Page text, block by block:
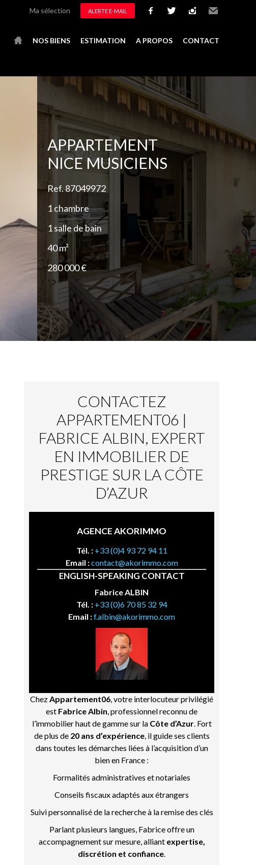
Ma sélection ALERTE E-MAIL
NOS BIENS ESTIMATION A PROPOS CONTACT
Ajouter à la sélection
APPARTEMENT
NICE MUSICIENS
Ref. 87049972
1 chambre
1 salle de bain
40 m²
280 000 €
CONTACTEZ
APPARTEMENT06 |
FABRICE ALBIN, EXPERT
EN IMMOBILIER DE
PRESTIGE SUR LA CÔTE
D’AZUR
AGENCE AKORIMMO
Tél. : +33 (0)4 93 72 94 11
Email :contact@akorimmo.com
ENGLISH-SPEAKING CONTACT
Fabrice ALBIN
Tél. : +33 (0)6 70 85 32 94
Email :f.albin@akorimmo.com
ChezAppartement06, votre interlocuteur privilégié
est Fabrice Albin, professionnel reconnu de
l’immobilier haut de gamme sur la Côte d’Azur. Fort
de plus de 20 ans d’expérience, il guide ses clients
dans toutes les démarches liées à l’acquisition d’un
bien en France :
Formalités administratives et notariales
Conseils fiscaux adaptés aux étrangers
Suivi personnalisé de la recherche à la remise des clés
Parlant plusieurs langues, Fabrice offre un
accompagnement sur mesure, alliant expertise,
discrétion et confiance.